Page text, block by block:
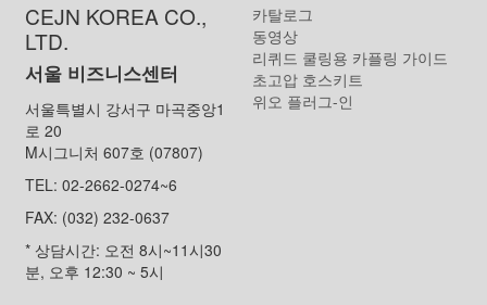
CEJN KOREA CO.,
LTD.
서울 비즈니스센터
서울특별시 강서구 마곡중앙1
로 20
M시그니처 607호 (07807)
TEL: 02-2662-0274~6
FAX: (032) 232-0637
* 상담시간: 오전 8시~11시30
분, 오후 12:30 ~ 5시
카탈로그
동영상
리퀴드 쿨링용 카플링 가이드
초고압 호스키트
위오 플러그-인